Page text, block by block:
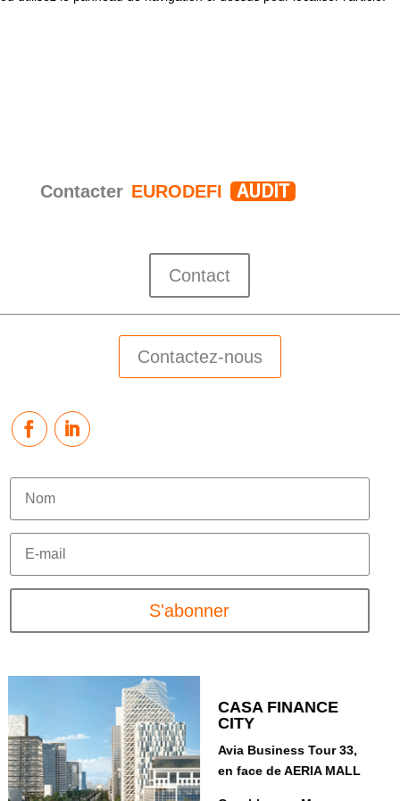
Contacter EURODEFI AUDIT
Contact
Contactez-nous
S'abonner
ABDELMOUMEN
119, Bd. Abdelmoumen
Casablanca - Maroc
CASA FINANCE
CITY
Avia Business Tour 33,
en face de AERIA MALL
BOUSKOURA
Casablanca
SIDI MAAROUF
77, Bd. Al Qods Sidi
Maârouf